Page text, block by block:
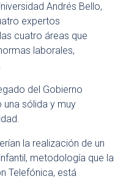
Andrés Bello,
expertos
cuatro áreas que
laborales,
del Gobierno
una sólida y muy
la realización de un
metodología que la
Telefónica, está